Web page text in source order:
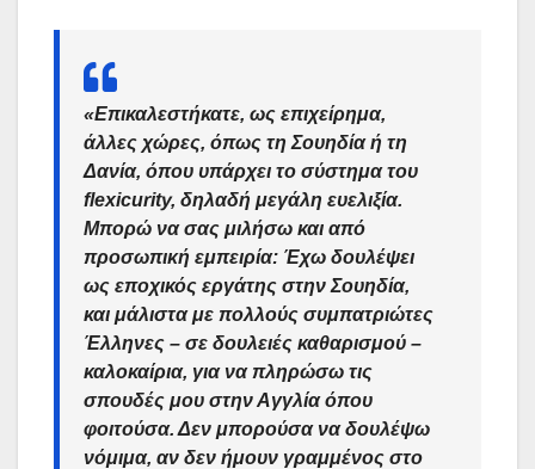
«Επικαλεστήκατε, ως επιχείρημα,
άλλες χώρες, όπως τη Σουηδία ή τη
Δανία, όπου υπάρχει το σύστημα του
flexicurity, δηλαδή μεγάλη ευελιξία.
Μπορώ να σας μιλήσω και από
προσωπική εμπειρία: Έχω δουλέψει
ως εποχικός εργάτης στην Σουηδία,
και μάλιστα με πολλούς συμπατριώτες
Έλληνες – σε δουλειές καθαρισμού –
καλοκαίρια, για να πληρώσω τις
σπουδές μου στην Αγγλία όπου
φοιτούσα. Δεν μπορούσα να δουλέψω
νόμιμα, αν δεν ήμουν γραμμένος στο